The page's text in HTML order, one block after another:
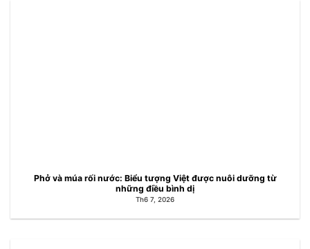
Phở và múa rối nước: Biểu tượng Việt được nuôi dưỡng từ
những điều bình dị
Th6 7, 2026